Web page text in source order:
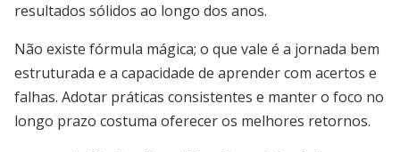
resultados sólidos ao longo dos anos.
Não existe fórmula mágica; o que vale é a jornada bem
estruturada e a capacidade de aprender com acertos e
falhas. Adotar práticas consistentes e manter o foco no
longo prazo costuma oferecer os melhores retornos.